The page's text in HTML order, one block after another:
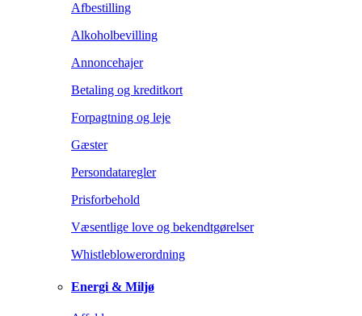
Afbestilling
Alkoholbevilling
Annoncehajer
Betaling og kreditkort
Forpagtning og leje
Gæster
Persondataregler
Prisforbehold
Væsentlige love og bekendtgørelser
Whistleblowerordning
Energi & Miljø